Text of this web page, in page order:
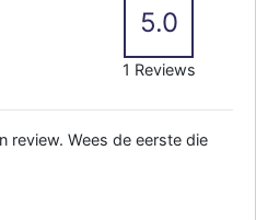
5.0
1 Reviews
review. Wees de eerste die